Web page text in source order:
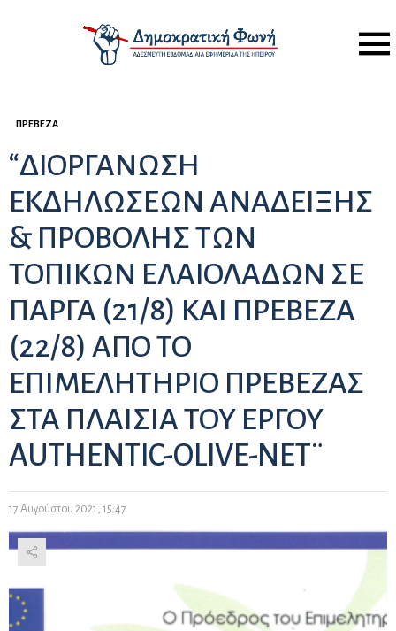
Menu
ΠΡΈΒΕΖΑ
“ΔΙΟΡΓΑΝΩΣΗ
ΕΚΔΗΛΩΣΕΩΝ ΑΝΑΔΕΙΞΗΣ
& ΠΡΟΒΟΛΗΣ ΤΩΝ
ΤΟΠΙΚΩΝ ΕΛΑΙΟΛΑΔΩΝ ΣΕ
ΠΑΡΓΑ (21/8) ΚΑΙ ΠΡΕΒΕΖΑ
(22/8) ΑΠΟ ΤΟ
ΕΠΙΜΕΛΗΤΗΡΙΟ ΠΡΕΒΕΖΑΣ
ΣΤΑ ΠΛΑΙΣΙΑ ΤΟΥ ΕΡΓΟΥ
AUTHENTIC-OLIVE-NET¨
17 Αυγούστου 2021, 15:47